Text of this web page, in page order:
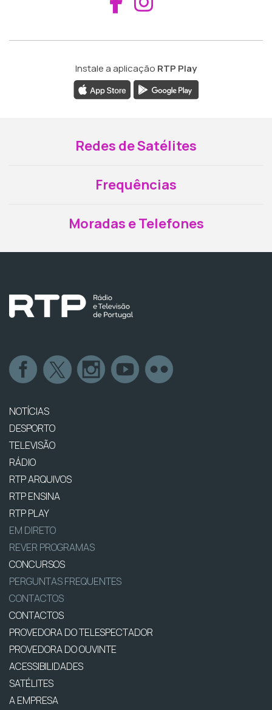
Instale a aplicação RTP Play
Redes de Satélites
Frequências
Moradas e Telefones
NOTÍCIAS
DESPORTO
TELEVISÃO
RÁDIO
RTP ARQUIVOS
RTP ENSINA
RTP PLAY
EM DIRETO
REVER PROGRAMAS
CONCURSOS
PERGUNTAS FREQUENTES
CONTACTOS
CONTACTOS
PROVEDORA DO TELESPECTADOR
PROVEDORA DO OUVINTE
ACESSIBILIDADES
SATÉLITES
A EMPRESA